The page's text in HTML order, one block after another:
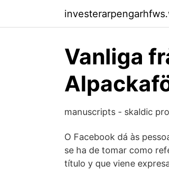
Vanliga
manuscripts - skaldic
O Facebook dá às
se ha de tomar como
título y que viene